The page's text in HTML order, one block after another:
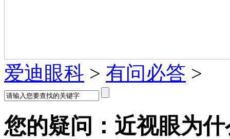
爱迪眼科 > 有问必答 >
您的疑问：近视眼为